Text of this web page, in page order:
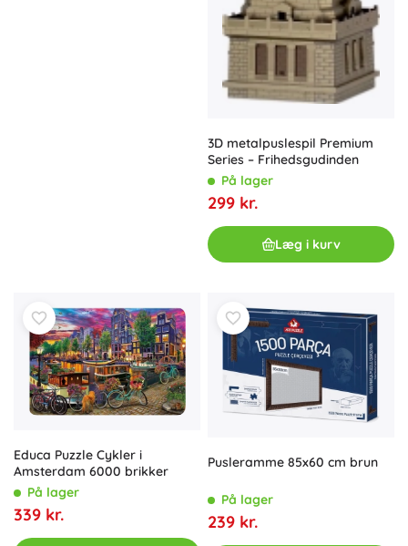
3D metalpuslespil Premium
Series – Frihedsgudinden
På lager
299 kr.
Læg i kurv
Educa Puzzle Cykler i
Amsterdam 6000 brikker
På lager
339 kr.
Pusleramme 85x60 cm brun
På lager
239 kr.